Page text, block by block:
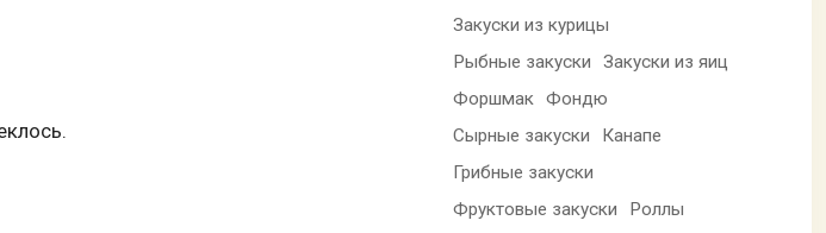
Закуски из курицы
Рыбные закуски
Закуски из яиц
Форшмак Фондю
Сырные закуски
Канапе
Грибные закуски
Фруктовые закуски
Роллы